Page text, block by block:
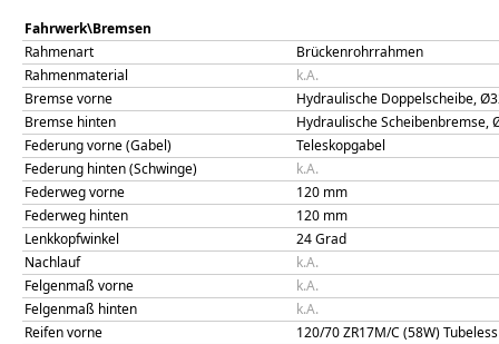
Fahrwerk\Bremsen
Rahmenart
Brückenrohrrahmen
Rahmenmaterial
k.A.
Bremse vorne
Hydraulische Doppelscheibe,
Bremse hinten
Hydraulische Scheibenbremse,
Federung vorne (Gabel)
Teleskopgabel
Federung hinten (Schwinge)
k.A.
Federweg vorne
120 mm
Federweg hinten
120 mm
Lenkkopfwinkel
24Grad
Nachlauf
k.A.
Felgenmaß vorne
k.A.
Felgenmaß hinten
k.A.
Reifen vorne
120/70 ZR17M/C (58W) Tubeless